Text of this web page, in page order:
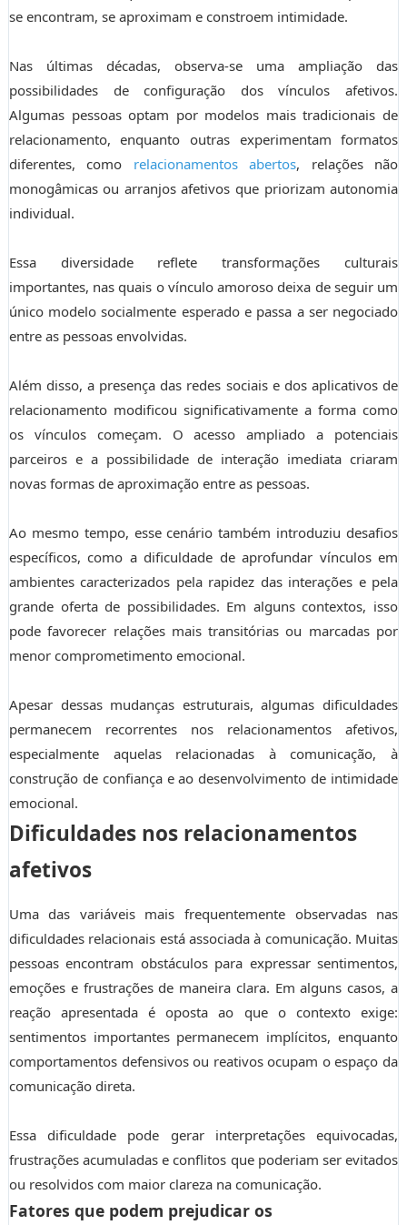
se encontram, se aproximam e constroem intimidade.
Nas últimas décadas, observa-se uma ampliação das
possibilidades de configuração dos vínculos afetivos.
Algumas pessoas optam por modelos mais tradicionais de
relacionamento, enquanto outras experimentam formatos
diferentes, como relacionamentos abertos, relações não
monogâmicas ou arranjos afetivos que priorizam autonomia
individual.
Essa diversidade reflete transformações culturais
importantes, nas quais o vínculo amoroso deixa de seguir um
único modelo socialmente esperado e passa a ser negociado
entre as pessoas envolvidas.
Além disso, a presença das redes sociais e dos aplicativos de
relacionamento modificou significativamente a forma como
os vínculos começam. O acesso ampliado a potenciais
parceiros e a possibilidade de interação imediata criaram
novas formas de aproximação entre as pessoas.
Ao mesmo tempo, esse cenário também introduziu desafios
específicos, como a dificuldade de aprofundar vínculos em
ambientes caracterizados pela rapidez das interações e pela
grande oferta de possibilidades. Em alguns contextos, isso
pode favorecer relações mais transitórias ou marcadas por
menor comprometimento emocional.
Apesar dessas mudanças estruturais, algumas dificuldades
permanecem recorrentes nos relacionamentos afetivos,
especialmente aquelas relacionadas à comunicação, à
construção de confiança e ao desenvolvimento de intimidade
emocional.
Dificuldades nos relacionamentos
afetivos
Uma das variáveis mais frequentemente observadas nas
dificuldades relacionais está associada à comunicação. Muitas
pessoas encontram obstáculos para expressar sentimentos,
emoções e frustrações de maneira clara. Em alguns casos, a
reação apresentada é oposta ao que o contexto exige:
sentimentos importantes permanecem implícitos, enquanto
comportamentos defensivos ou reativos ocupam o espaço da
comunicação direta.
Essa dificuldade pode gerar interpretações equivocadas,
frustrações acumuladas e conflitos que poderiam ser evitados
ou resolvidos com maior clareza na comunicação.
Fatores que podem prejudicar os